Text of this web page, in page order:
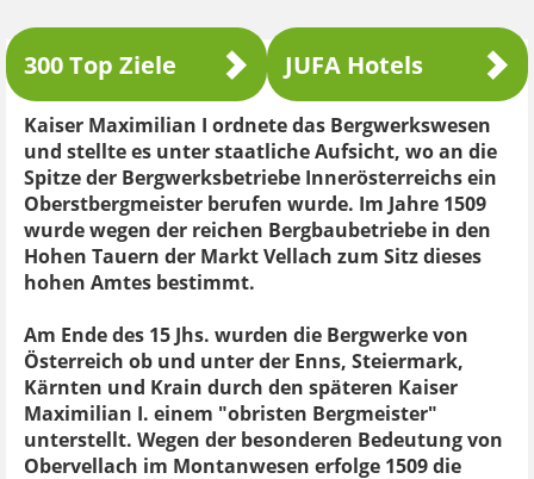
300 Top Ziele JUFA Hotels
Kaiser Maximilian I ordnete das Bergwerkswesen
und stellte es unter staatliche Aufsicht, wo an die
Spitze der Bergwerksbetriebe Innerösterreichs ein
Oberstbergmeister berufen wurde. Im Jahre 1509
wurde wegen der reichen Bergbaubetriebe in den
Hohen Tauern der Markt Vellach zum Sitz dieses
hohen Amtes bestimmt.
Am Ende des 15 Jhs. wurden die Bergwerke von
Österreich ob und unter der Enns, Steiermark,
Kärnten und Krain durch den späteren Kaiser
Maximilian I. einem "obristen Bergmeister"
unterstellt. Wegen der besonderen Bedeutung von
Obervellach im Montanwesen erfolge 1509 die